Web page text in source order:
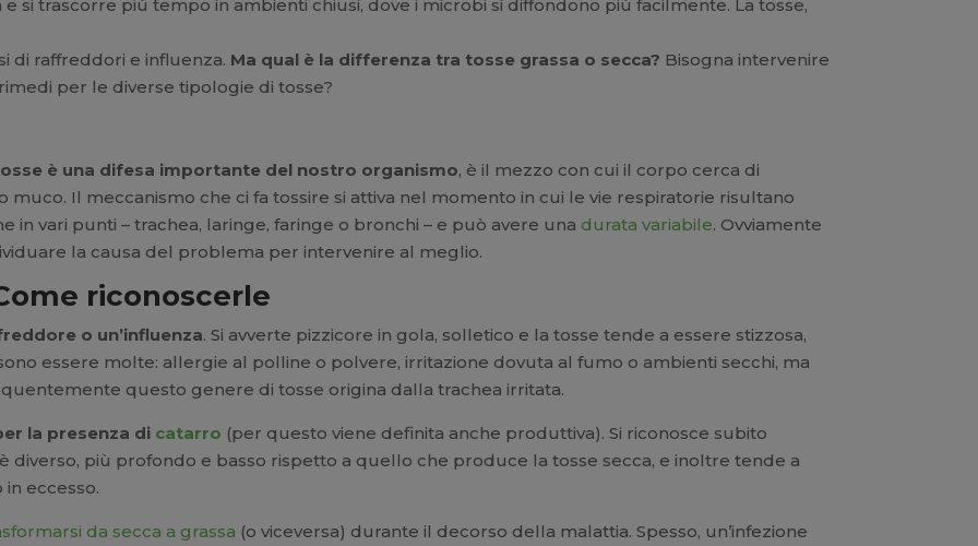
si trascorre più tempo in ambienti chiusi, dove i microbi si diffondono più facilmente. La tosse,
di raffreddori e influenza. Ma qual è la differenza tra tosse grassa o secca? Bisogna intervenire
per le diverse tipologie di tosse?
è una difesa importante del nostro organismo, è il mezzo con cui il corpo cerca di
muco. Il meccanismo che ci fa tossire si attiva nel momento in cui le vie respiratorie risultano
in vari punti – trachea, laringe, faringe o bronchi – e può avere una durata variabile. Ovviamente
la causa del problema per intervenire al meglio.
riconoscerle
o un’influenza. Si avverte pizzicore in gola, solletico e la tosse tende a essere stizzosa,
essere molte: allergie al polline o polvere, irritazione dovuta al fumo o ambienti secchi, ma
questo genere di tosse origina dalla trachea irritata.
la presenza di catarro (per questo viene definita anche produttiva). Si riconosce subito
diverso, più profondo e basso rispetto a quello che produce la tosse secca, e inoltre tende a
eccesso.
da secca a grassa (o viceversa) durante il decorso della malattia. Spesso, un’infezione